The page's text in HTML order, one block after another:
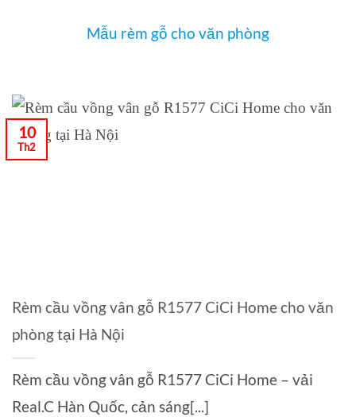
Mẫu rèm gỗ cho văn phòng
Rèm cầu vồng vân gỗ R1577 CiCi Home cho văn
phòng tại Hà Nội
Rèm cầu vồng vân gỗ R1577 CiCi Home – vải
Real.C Hàn Quốc, cản sáng[...]
10
Th2